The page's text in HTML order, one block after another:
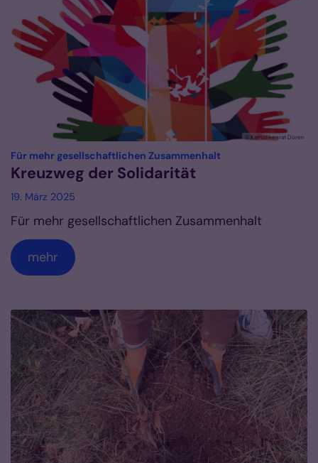
© Katholikenrat Düren
Für mehr gesellschaftlichen Zusammenhalt:
Kreuzweg der Solidarität
19. März 2025
Für mehr gesellschaftlichen Zusammenhalt
mehr